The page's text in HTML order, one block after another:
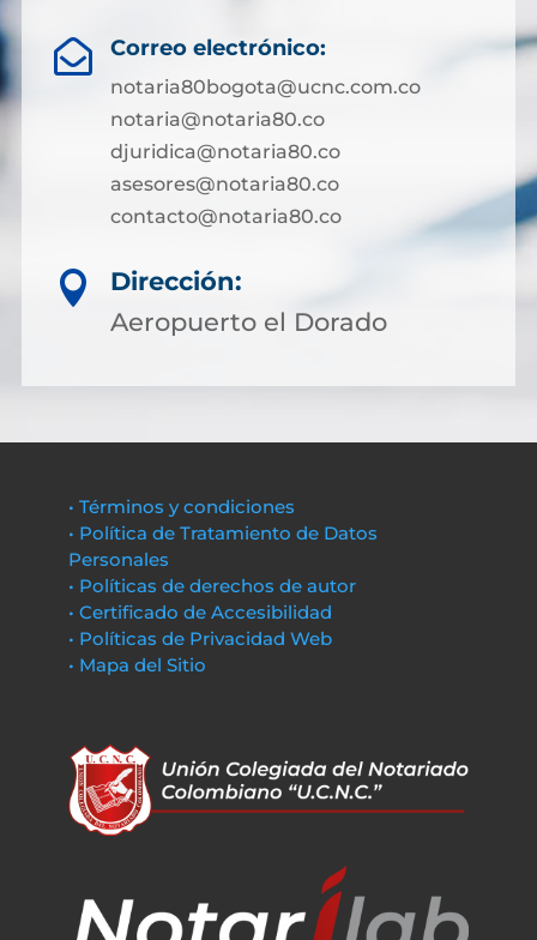
 Correo electrónico:
notaria80bogota@ucnc.com.co
notaria@notaria80.co
djuridica@notaria80.co
asesores@notaria80.co
contacto@notaria80.co ​

Dirección:
Aeropuerto el Dorado
• Términos y condiciones
• Política de Tratamiento de Datos
Personales
• Políticas de derechos de autor
• Certificado de Accesibilidad
• Políticas de Privacidad Web
• Mapa del Sitio